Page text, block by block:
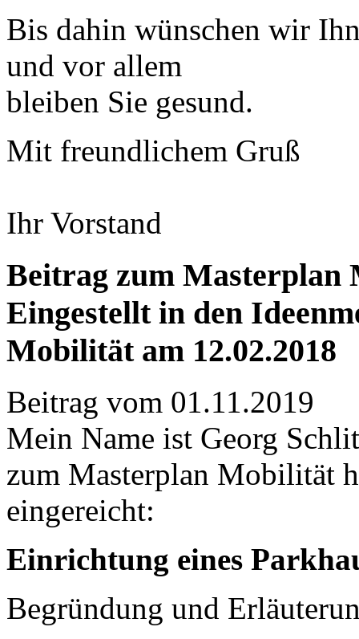
Bis dahin wünschen wir
und vor allem
bleiben Sie gesund.
Mit freundlichem Gruß
Ihr Vorstand
Beitrag zum Masterplan
Eingestellt in den
Mobilität am 12.02.2018
Beitrag vom 01.11.2019
Mein Name ist Georg
zum Masterplan Mobilität
eingereicht:
Einrichtung eines
Begründung und